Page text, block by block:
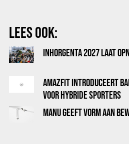
LEES OOK:
INHORGENTA 2027 LAAT
AMAZFIT INTRODUCEERT
VOOR HYBRIDE SPORTERS
MANU GEEFT VORM AAN